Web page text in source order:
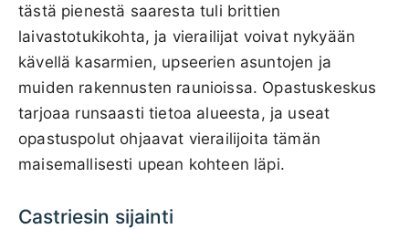
tästä pienestä saaresta tuli brittien
laivastotukikohta, ja vierailijat voivat nykyään
kävellä kasarmien, upseerien asuntojen ja
muiden rakennusten raunioissa. Opastuskeskus
tarjoaa runsaasti tietoa alueesta, ja useat
opastuspolut ohjaavat vierailijoita tämän
maisemallisesti upean kohteen läpi.
Castriesin sijainti